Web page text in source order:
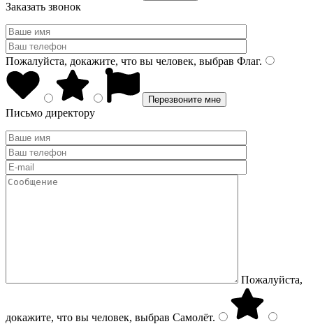
Заказать звонок
Пожалуйста, докажите, что вы человек, выбрав Флаг.
Письмо директору
Пожалуйста,
докажите, что вы человек, выбрав Самолёт.